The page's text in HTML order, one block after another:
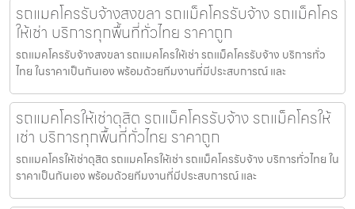
รถแมคโครรับจ้างสงขลา รถแม็คโครรับจ้าง รถแม็คโคร
ให้เช่า บริการทุกพื้นที่ทั่วไทย ราคาถูก
รถแมคโครรับจ้างสงขลา รถแมคโครให้เช่า รถแม็คโครรับจ้าง บริการทั่ว
ไทย ในราคาเป็นกันเอง พร้อมด้วยทีมงานที่มีประสบการณ์ และ
รถแมคโครให้เช่าดุสิต รถแม็คโครรับจ้าง รถแม็คโครให้
เช่า บริการทุกพื้นที่ทั่วไทย ราคาถูก
รถแมคโครให้เช่าดุสิต รถแมคโครให้เช่า รถแม็คโครรับจ้าง บริการทั่วไทย ใน
ราคาเป็นกันเอง พร้อมด้วยทีมงานที่มีประสบการณ์ และ